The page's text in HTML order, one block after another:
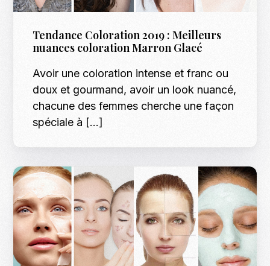
Tendance Coloration 2019 : Meilleurs
nuances coloration Marron Glacé
Avoir une coloration intense et franc ou
doux et gourmand, avoir un look nuancé,
chacune des femmes cherche une façon
spéciale à […]